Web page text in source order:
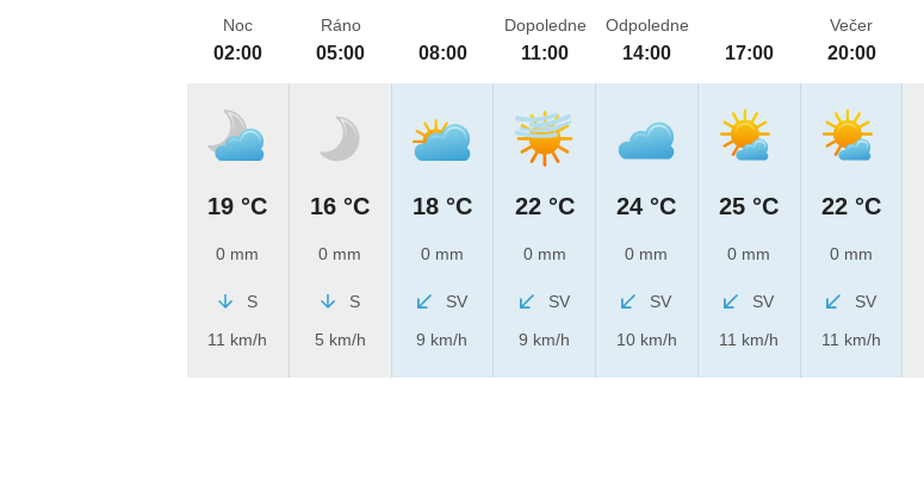
Noc
02:00
19 °C
0 mm
S
11 km/h
Ráno
05:00
16 °C
0 mm
S
5 km/h
08:00
18 °C
0 mm
SV
9 km/h
Dopoledne
11:00
22 °C
0 mm
SV
9 km/h
Odpoledne
14:00
24 °C
0 mm
SV
10 km/h
17:00
25 °C
0 mm
SV
11 km/h
Večer
20:00
22 °C
0 mm
SV
11 km/h